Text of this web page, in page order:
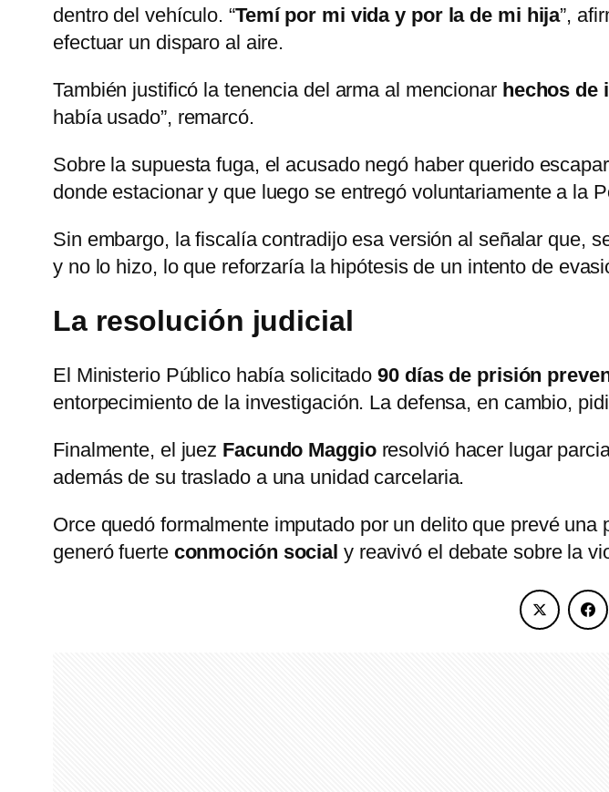
dentro del vehículo. “Temí por mi vida y por la de mi hija”,
efectuar un disparo al aire.
También justificó la tenencia del arma al mencionar hechos de
había usado”, remarcó.
Sobre la supuesta fuga, el acusado negó haber querido
donde estacionar y que luego se entregó voluntariamente a la
Sin embargo, la fiscalía contradijo esa versión al señalar que,
y no lo hizo, lo que reforzaría la hipótesis de un intento de
La resolución judicial
El Ministerio Público había solicitado90 días de prisión
entorpecimiento de la investigación. La defensa, en cambio,
Finalmente, el juez Facundo Maggioresolvió hacer lugar
además de su traslado a una unidad carcelaria.
Orce quedó formalmente imputado por un delito que prevé una
generó fuerte conmoción social y reavivó el debate sobre la